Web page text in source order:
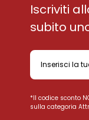
Iscriviti
subito
*Il codice sconto
sulla categoria